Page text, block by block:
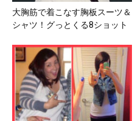
大胸筋で着こなす胸板スーツ＆
シャツ！グっとくる8ショット